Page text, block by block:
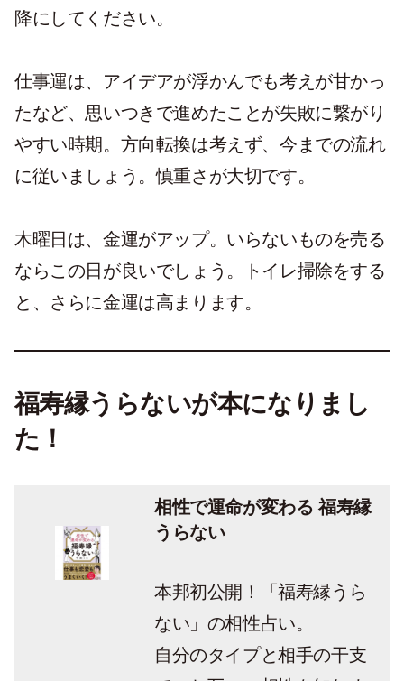
降にしてください。
仕事運は、アイデアが浮かんでも考えが甘かっ
たなど、思いつきで進めたことが失敗に繋がり
やすい時期。方向転換は考えず、今までの流れ
に従いましょう。慎重さが大切です。
木曜日は、金運がアップ。いらないものを売る
ならこの日が良いでしょう。トイレ掃除をする
と、さらに金運は高まります。
福寿縁うらないが本になりまし
た！
相性で運命が変わる 福寿縁
うらない
本邦初公開！「福寿縁うら
ない」の相性占い。
自分のタイプと相手の干支